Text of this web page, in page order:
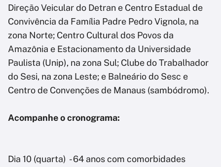
Direção Veicular do Detran e Centro Estadual de
Convivência da Família Padre Pedro Vignola, na
zona Norte; Centro Cultural dos Povos da
Amazônia e Estacionamento da Universidade
Paulista (Unip), na zona Sul; Clube do Trabalhador
do Sesi, na zona Leste; e Balneário do Sesc e
Centro de Convenções de Manaus (sambódromo).
Acompanhe o cronograma:
Dia 10 (quarta) - 64 anos com comorbidades